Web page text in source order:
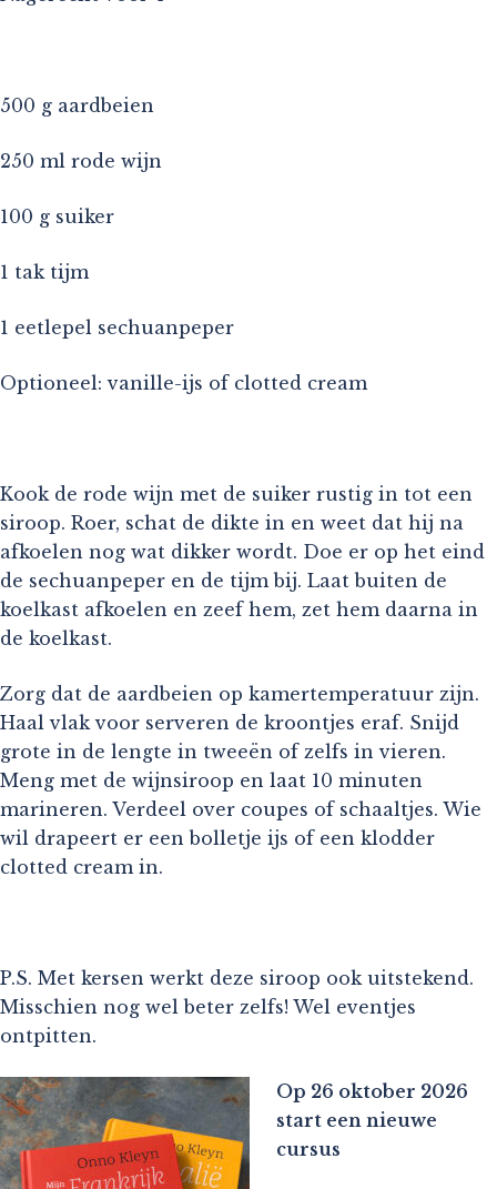
500 g aardbeien
250 ml rode wijn
100 g suiker
1 tak tijm
1 eetlepel sechuanpeper
Optioneel: vanille-ijs of clotted cream
Kook de rode wijn met de suiker rustig in tot een
siroop. Roer, schat de dikte in en weet dat hij na
afkoelen nog wat dikker wordt. Doe er op het eind
de sechuanpeper en de tijm bij. Laat buiten de
koelkast afkoelen en zeef hem, zet hem daarna in
de koelkast.
Zorg dat de aardbeien op kamertemperatuur zijn.
Haal vlak voor serveren de kroontjes eraf. Snijd
grote in de lengte in tweeën of zelfs in vieren.
Meng met de wijnsiroop en laat 10 minuten
marineren. Verdeel over coupes of schaaltjes. Wie
wil drapeert er een bolletje ijs of een klodder
clotted cream in.
P.S. Met kersen werkt deze siroop ook uitstekend.
Misschien nog wel beter zelfs! Wel eventjes
ontpitten.
Op 26 oktober 2026
start een nieuwe
cursus